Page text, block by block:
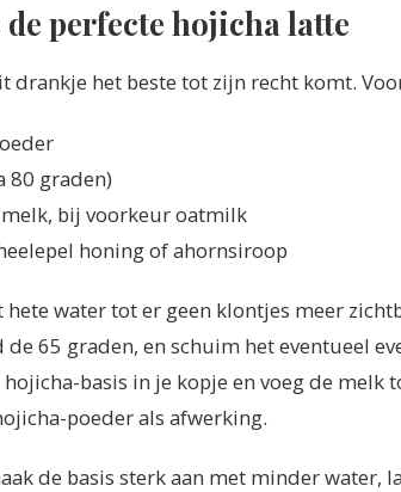
perfecte hojicha latte
drankje het beste tot zijn recht komt.
80 graden)
bij voorkeur oatmilk
honing of ahornsiroop
hete water tot er geen klontjes meer
65 graden, en schuim het eventueel
basis in je kopje en voeg de melk
poeder als afwerking.
de basis sterk aan met minder water,